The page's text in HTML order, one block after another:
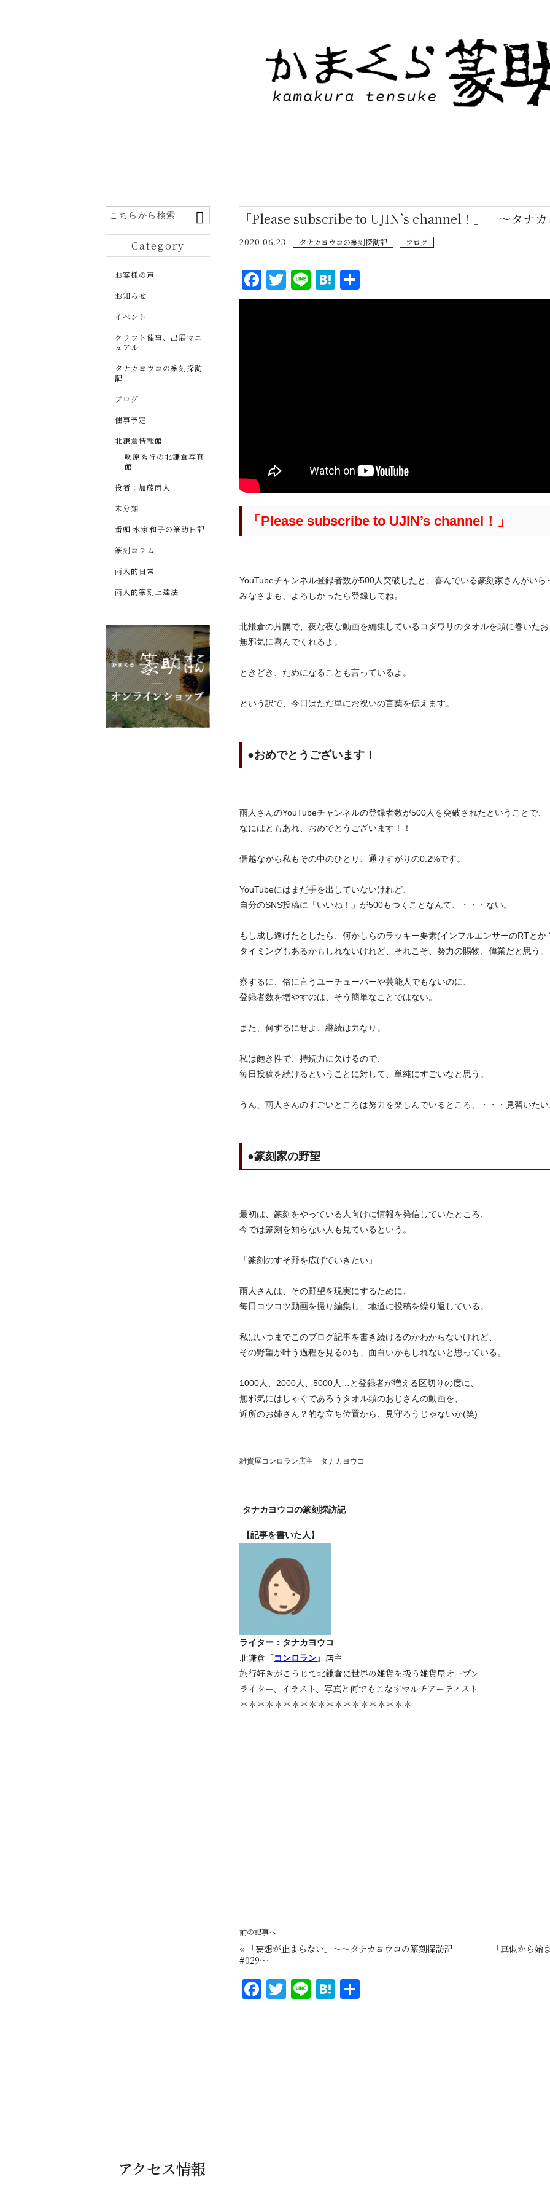
「Please subscribe to UJIN’s channel！」 ～タナ
2020.06.23 タナカヨウコの篆刻探訪記 ブログ
F
a
T
w
Li
n
H
at 有
「Please subscribe to UJIN’s channel！」
YouTubeチャンネル登録者数が500人突破したと、喜んでいる篆刻家さんがいら
みなさまも、よろしかったら登録してね。
北鎌倉の片隅で、夜な夜な動画を編集しているコダワリのタオルを頭に巻いた
無邪気に喜んでくれるよ。
ときどき、ためになることも言っているよ。
という訳で、今日はただ単にお祝いの言葉を伝えます。
●おめでとうございます！
雨人さんのYouTubeチャンネルの登録者数が500人を突破されたということで、
なにはともあれ、おめでとうございます！！
僭越ながら私もその中のひとり、通りすがりの0.2%です。
YouTubeにはまだ手を出していないけれど、
自分のSNS投稿に「いいね！」が500もつくことなんて、・・・ない。
もし成し遂げたとしたら、何かしらのラッキー要素(インフルエンサーのRTとか
タイミングもあるかもしれないけれど、それこそ、努力の賜物、偉業だと思う。
察するに、俗に言うユーチューバーや芸能人でもないのに、
登録者数を増やすのは、そう簡単なことではない。
また、何するにせよ、継続は力なり。
私は飽き性で、持続力に欠けるので、
毎日投稿を続けるということに対して、単純にすごいなと思う。
うん、雨人さんのすごいところは努力を楽しんでいるところ、・・・見習いた
●篆刻家の野望
最初は、篆刻をやっている人向けに情報を発信していたところ、
今では篆刻を知らない人も見ているという。
「篆刻のすそ野を広げていきたい」
雨人さんは、その野望を現実にするために、
毎日コツコツ動画を撮り編集し、地道に投稿を繰り返している。
私はいつまでこのブログ記事を書き続けるのかわからないけれど、
その野望が叶う過程を見るのも、面白いかもしれないと思っている。
1000人、2000人、5000人…と登録者が増える区切りの度に、
無邪気にはしゃぐであろうタオル頭のおじさんの動画を、
近所のお姉さん？的な立ち位置から、見守ろうじゃないか(笑)
雑貨屋コンロラン店主 タナカヨウコ
タナカヨウコの篆刻探訪記
【記事を書いた人】
ライター：タナカヨウコ
北鎌倉「コンロラン 」店主
旅行好きがこうじて北鎌倉に世界の雑貨を扱う雑貨屋オープン
ライター、イラスト、写真と何でもこなすマルチアーティスト
＊＊＊＊＊＊＊＊＊＊＊＊＊＊＊＊＊＊＊＊
前の記事へ
«
「妄想が止まらない」～～タナカヨウコの篆刻探訪記
#029～
「真似から
F
a
T
w
Li
n
H
at
Category
お客様の声
お知らせ
イベント
クラフト催事、出展マニ
ュアル
タナカヨウコの篆刻探訪
記
ブログ
催事予定
北鎌倉情報館
吹原秀行の北鎌倉写真
館
役者：加藤雨人
未分類
番頭 水家和子の篆助日記
篆刻コラム
雨人的日常
雨人的篆刻上達法
アクセス情報